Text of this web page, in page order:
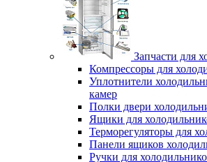
Запчасти для
Компрессоры для
Уплотнители
камер
Полки двери
Ящики для
Терморегуляторы для
Панели ящиков
Ручки для